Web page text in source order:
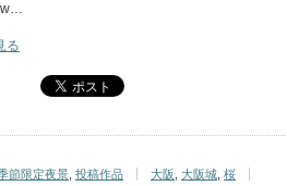
w…
る
節限定夜景 投稿作品 大阪 大阪城 桜